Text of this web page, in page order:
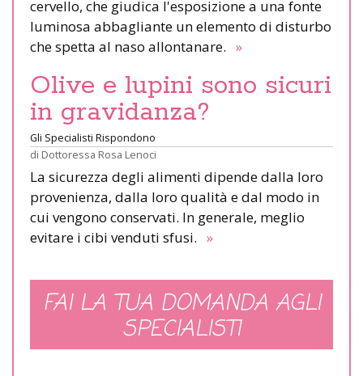
cervello, che giudica l'esposizione a una fonte
luminosa abbagliante un elemento di disturbo
che spetta al naso allontanare. »
Olive e lupini sono sicuri
in gravidanza?
Gli Specialisti Rispondono
di Dottoressa Rosa Lenoci
La sicurezza degli alimenti dipende dalla loro
provenienza, dalla loro qualità e dal modo in
cui vengono conservati. In generale, meglio
evitare i cibi venduti sfusi. »
FAI LA TUA DOMANDA AGLI
SPECIALISTI